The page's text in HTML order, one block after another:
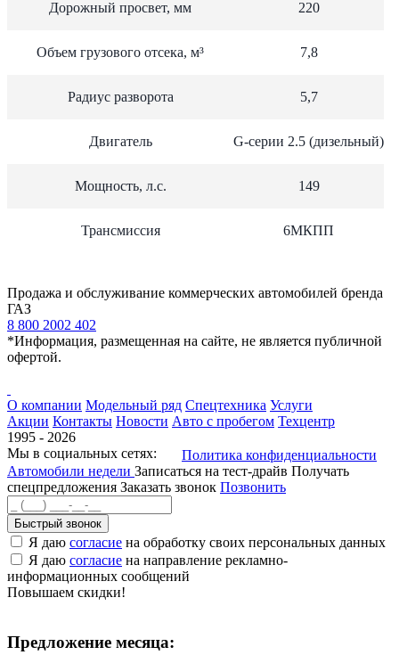
Дорожный просвет, мм 220
Объем грузового отсека, м³ 7,8
Радиус разворота 5,7
Двигатель G-серии 2.5 (дизельный)
Мощность, л.с. 149
Трансмиссия 6МКПП
Продажа и обслуживание коммерческих автомобилей бренда
ГАЗ
8 800 2002 402
*Информация, размещенная на сайте, не является публичной
офертой.
О компании Модельный ряд Спецтехника Услуги
Акции Контакты Новости Авто с пробегом Техцентр
1995 - 2026
Мы в социальных сетях:
Политика конфиденциальности
Автомобили недели Записаться на тест-драйв Получать
спецпредложения Заказать звонок Позвонить
Быстрый звонок
Я даю согласие на обработку своих персональных данных
Я даю согласие на направление рекламно-
информационных сообщений
Повышаем скидки!
Предложение месяца: